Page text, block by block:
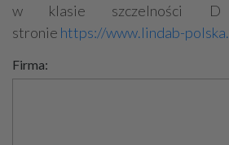
w klasie szczelności D
stronie https://www.lindab-
Firma: